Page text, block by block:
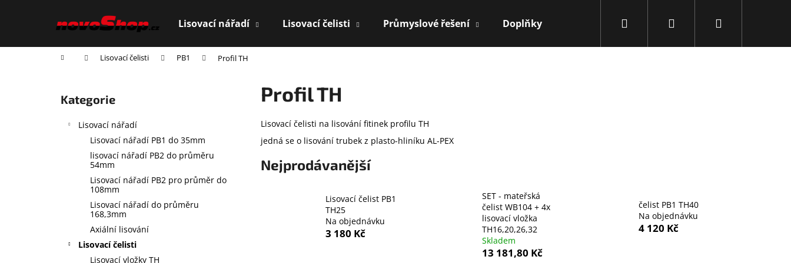
Lisovací nářadí Lisovací čelisti Průmyslové řešení Doplňky Obchodní podmínky Kontakty
Přihlášení
Domů Lisovací čelisti PB1 Profil TH
Přeskočit
kategorie
Kategorie
Lisovací nářadí
Lisovací nářadí PB1 do 35mm
lisovací nářadí PB2 do průměru
54mm
Lisovací nářadí PB2 pro průměr do
108mm
Lisovací nářadí do průměru
168,3mm
Axiální lisování
Lisovací čelisti
Lisovací vložky TH
Profil TH
Lisovací čelisti na lisování fitinek profilu TH
jedná se o lisování trubek z plasto-hliníku AL-PEX
Nejprodávanější
Lisovací čelist PB1
TH25
Na objednávku
3 180 Kč
SET - mateřská
čelist WB104 + 4x
lisovací vložka
TH16,20,26,32
Skladem
13 181,80 Kč
čelist PB1 TH40
Na objednávku
4 120 Kč
í
Zpět
do
Zpět
do
Doporučujeme
Následující